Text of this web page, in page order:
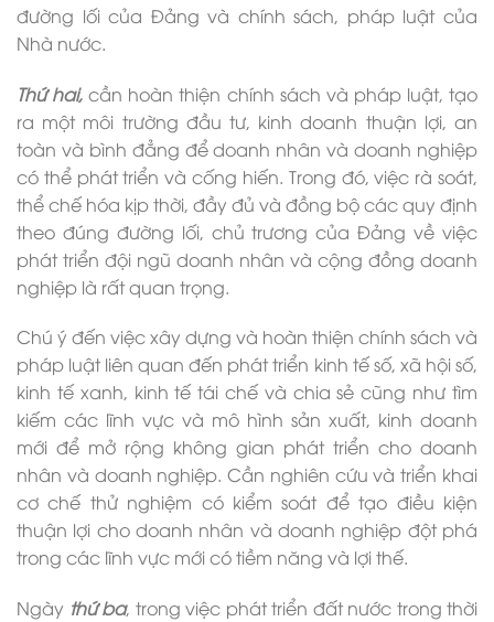
đường lối của Đảng và chính sách, pháp luật của
Nhà nước.
Thứ hai, cần hoàn thiện chính sách và pháp luật, tạo
ra một môi trường đầu tư, kinh doanh thuận lợi, an
toàn và bình đẳng để doanh nhân và doanh nghiệp
có thể phát triển và cống hiến. Trong đó, việc rà soát,
thể chế hóa kịp thời, đầy đủ và đồng bộ các quy định
theo đúng đường lối, chủ trương của Đảng về việc
phát triển đội ngũ doanh nhân và cộng đồng doanh
nghiệp là rất quan trọng.
Chú ý đến việc xây dựng và hoàn thiện chính sách và
pháp luật liên quan đến phát triển kinh tế số, xã hội số,
kinh tế xanh, kinh tế tái chế và chia sẻ cũng như tìm
kiếm các lĩnh vực và mô hình sản xuất, kinh doanh
mới để mở rộng không gian phát triển cho doanh
nhân và doanh nghiệp. Cần nghiên cứu và triển khai
cơ chế thử nghiệm có kiểm soát để tạo điều kiện
thuận lợi cho doanh nhân và doanh nghiệp đột phá
trong các lĩnh vực mới có tiềm năng và lợi thế.
Ngày thứ ba, trong việc phát triển đất nước trong thời